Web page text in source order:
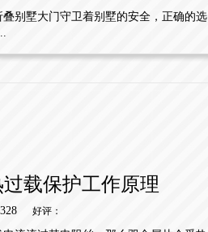
别墅大门守卫着别墅的安全，正确的选
载保护工作原理
好评：